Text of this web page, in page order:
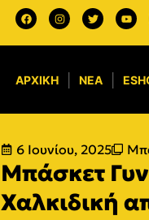
ΑΡΧΙΚΉ ΝΈΑ
6 Ιουνίου, 2025
Μπάσκετ
Χαλκιδική